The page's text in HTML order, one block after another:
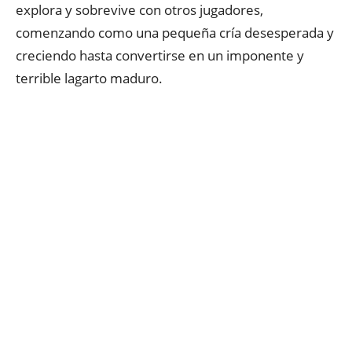
explora y sobrevive con otros jugadores,
comenzando como una pequeña cría desesperada y
creciendo hasta convertirse en un imponente y
terrible lagarto maduro.